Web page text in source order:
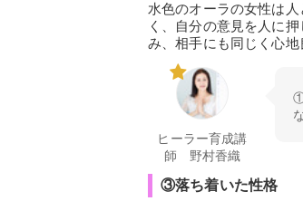
水色のオーラの女性は
く、自分の意見を人に
み、相手にも同じく心地
ヒーラー育成講
師 野村香織
①
③落ち着いた性格